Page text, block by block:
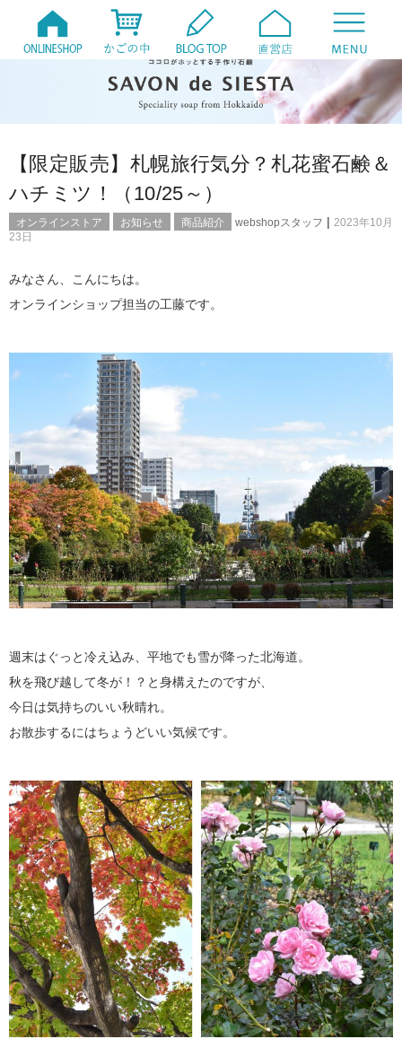
【限定販売】札幌旅行気分？札花蜜石鹸＆
ハチミツ！（10/25～）
オンラインストア お知らせ 商品紹介 webshopスタッフ | 2023年10月
23日
みなさん、こんにちは。
オンラインショップ担当の工藤です。
週末はぐっと冷え込み、平地でも雪が降った北海道。
秋を飛び越して冬が！？と身構えたのですが、
今日は気持ちのいい秋晴れ。
お散歩するにはちょうどいい気候です。